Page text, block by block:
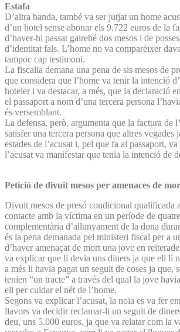
Estafa
D’altra banda, també va ser jutjat un home
d’un hotel sense abonar els 9.722 euros de la
d’haver-hi passat gairebé dos mesos i de
d’identitat fals. L’home no va comparèixer
tampoc cap testimoni.
La fiscalia demana una pena de sis mesos de
que considera que l’home va tenir la intenció
hoteler i va destacar, a més, que la declaració
el passaport a nom d’una tercera persona
és versemblant.
La defensa, però, argumenta que la factura de
satisfer una tercera persona que altres vegades
estades de l’acusat i, pel que fa al passaport,
l’acusat va manifestar que tenia la intenció de
Petició de divuit mesos per amenaces de
Divuit mesos de presó condicional qualificada
contacte amb la víctima en un període de
complementària d’allunyament de la dona
és la pena demanada pel ministeri fiscal per a
d’haver amenaçat de mort una jove en
va explicar que li devia uns diners ja que ell li
a més li havia pagat un seguit de coses ja que,
tenien “un tracte” a través del qual la jove
ell per cuidar el nét de l’home.
Segons va explicar l’acusat, la noia es va fer
llavors va decidir reclamar-li un seguit de
deu, uns 5.000 euros, ja que va relatar com la